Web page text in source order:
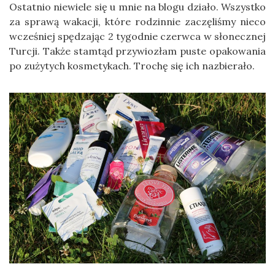
Ostatnio niewiele się u mnie na blogu działo. Wszystko
za sprawą wakacji, które rodzinnie zaczęliśmy nieco
wcześniej spędzając 2 tygodnie czerwca w słonecznej
Turcji. Także stamtąd przywiozłam puste opakowania
po zużytych kosmetykach. Trochę się ich nazbierało.